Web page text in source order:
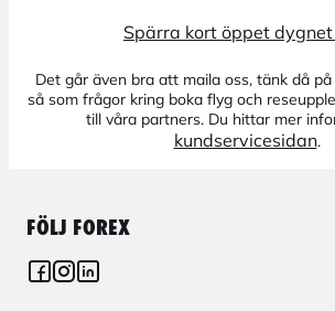
Spärra kort öppet
Det går även bra att maila oss, tänk då
så som frågor kring boka flyg och
till våra partners. Du hittar mer
kundservicesidan.
FÖLJ FOREX